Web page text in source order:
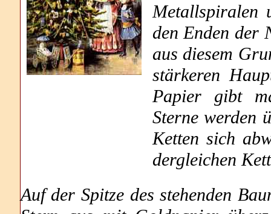
Metallspiralen
den Enden der
aus diesem
stärkeren
Papier gibt
Sterne werden
Ketten sich
dergleichen
Auf der Spitze des stehenden